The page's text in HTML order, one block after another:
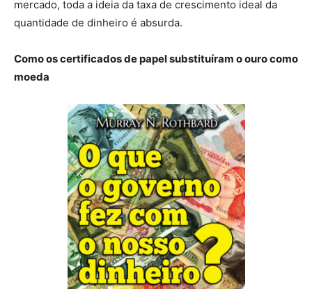
mercado, toda a ideia da taxa de crescimento ideal da
quantidade de dinheiro é absurda.
Como os certificados de papel substituíram o ouro como
moeda